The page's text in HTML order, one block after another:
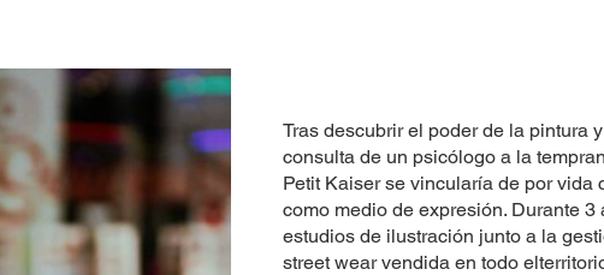
Tras descubrir el poder de la pintura
consulta de un psicólogo a la
Petit Kaiser se vincularía de por vida
como medio de expresión. Durante 3
estudios de ilustración junto a la
street wear vendida en todo